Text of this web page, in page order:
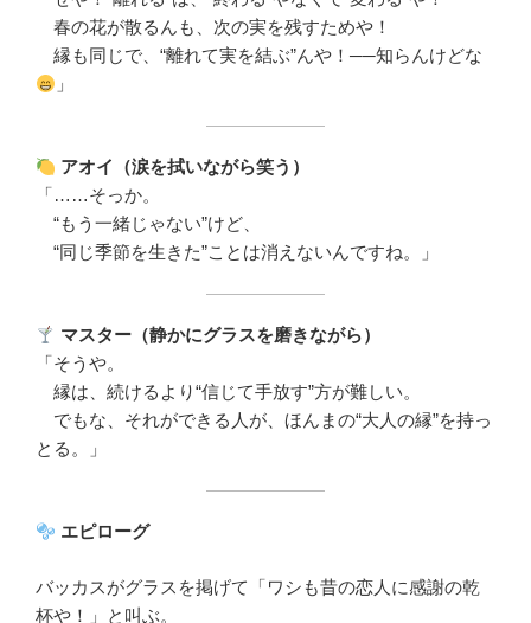
春の花が散るんも、次の実を残すためや！
縁も同じで、“離れて実を結ぶ”んや！──知らんけどな
」
アオイ（涙を拭いながら笑う）
「……そっか。
“もう一緒じゃない”けど、
“同じ季節を生きた”ことは消えないんですね。」
マスター（静かにグラスを磨きながら）
「そうや。
縁は、続けるより“信じて手放す”方が難しい。
でもな、それができる人が、ほんまの“大人の縁”を持っ
とる。」
エピローグ
バッカスがグラスを掲げて「ワシも昔の恋人に感謝の乾
杯や！」と叫ぶ。